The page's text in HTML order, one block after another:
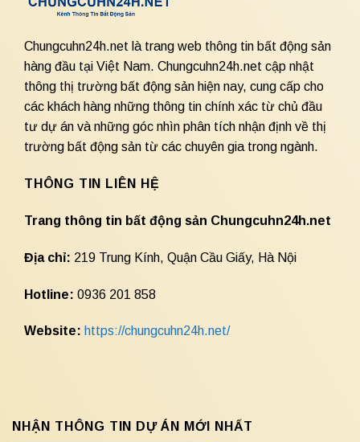
Chungcuhn24h.net là trang web thông tin bất động sản
hàng đầu tại Việt Nam. Chungcuhn24h.net cập nhật
thông thị trường bất động sản hiện nay, cung cấp cho
các khách hàng những thông tin chính xác từ chủ đầu
tư dự án và những góc nhìn phân tích nhận định về thị
trường bất động sản từ các chuyên gia trong ngành.
THÔNG TIN LIÊN HỆ
Trang thông tin bất động sản Chungcuhn24h.net
Địa chỉ: 219 Trung Kính, Quận Cầu Giấy, Hà Nội
Hotline: 0936 201 858
Website: https://chungcuhn24h.net/
NHẬN THÔNG TIN DỰ ÁN MỚI NHẤT